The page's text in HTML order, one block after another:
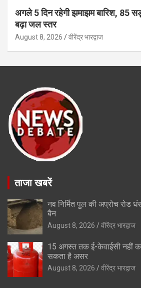
अगले 5 दिन रहेगी झमाझम बारिश, 85
बढ़ा जल स्तर
August 8, 2026 वीरेंद्र भारद्वाज
ताजा खबरें
नव निर्मित पुल की अप्रोच रोड
बैन
August 8, 2026 वीरेंद्र भारद्वाज
15 अगस्त तक ई-केवाईसी नहीं
सकता है असर
August 8, 2026 वीरेंद्र भारद्वाज